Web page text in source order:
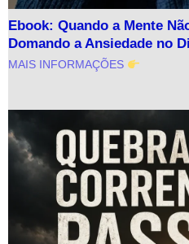
Ebook: Quando a Mente
Domando a Ansiedade no
MAIS INFORMAÇÕES